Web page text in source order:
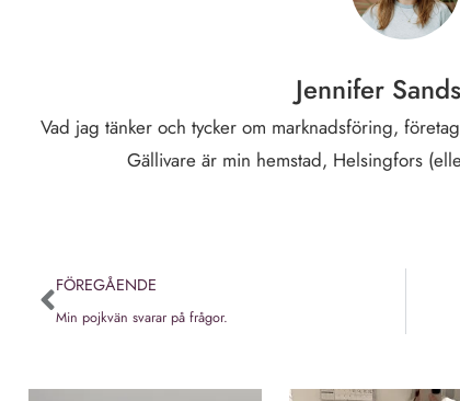
Jennifer
Vad jag tänker och tycker om marknadsföring,
Gällivare är min hemstad, Helsingfors
FÖREGÅENDE
Min pojkvän svarar på frågor.